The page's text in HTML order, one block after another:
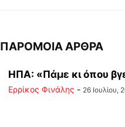
ΠΑΡΟΜΟΙΑ ΑΡΘΡΑ
ΗΠΑ: «Πάμε κι όπου
Ερρίκος Φινάλης - 26 Ιουλίου,